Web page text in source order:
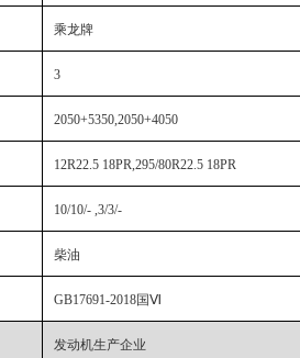
乘龙牌
3
2050+5350,2050+4050
12R22.5 18PR,295/80R22.5 18PR
10/10/- ,3/3/-
柴油
GB17691-2018国Ⅵ
发动机生产企业